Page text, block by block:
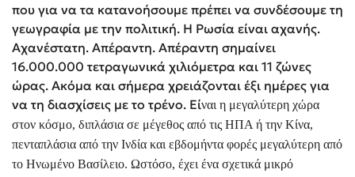
που για να τα κατανοήσουμε πρέπει να συνδέσουμε τη
γεωγραφία με την πολιτική. Η Ρωσία είναι αχανής.
Αχανέστατη. Απέραντη. Απέραντη σημαίνει
16.000.000 τετραγωνικά χιλιόμετρα και 11 ζώνες
ώρας. Ακόμα και σήμερα χρειάζονται έξι ημέρες για
να τη διασχίσεις με το τρένο. Είναι η μεγαλύτερη χώρα
στον κόσμο, διπλάσια σε μέγεθος από τις ΗΠΑ ή την Κίνα,
πενταπλάσια από την Ινδία και εβδομήντα φορές μεγαλύτερη από
το Ηνωμένο Βασίλειο. Ωστόσο, έχει ένα σχετικά μικρό